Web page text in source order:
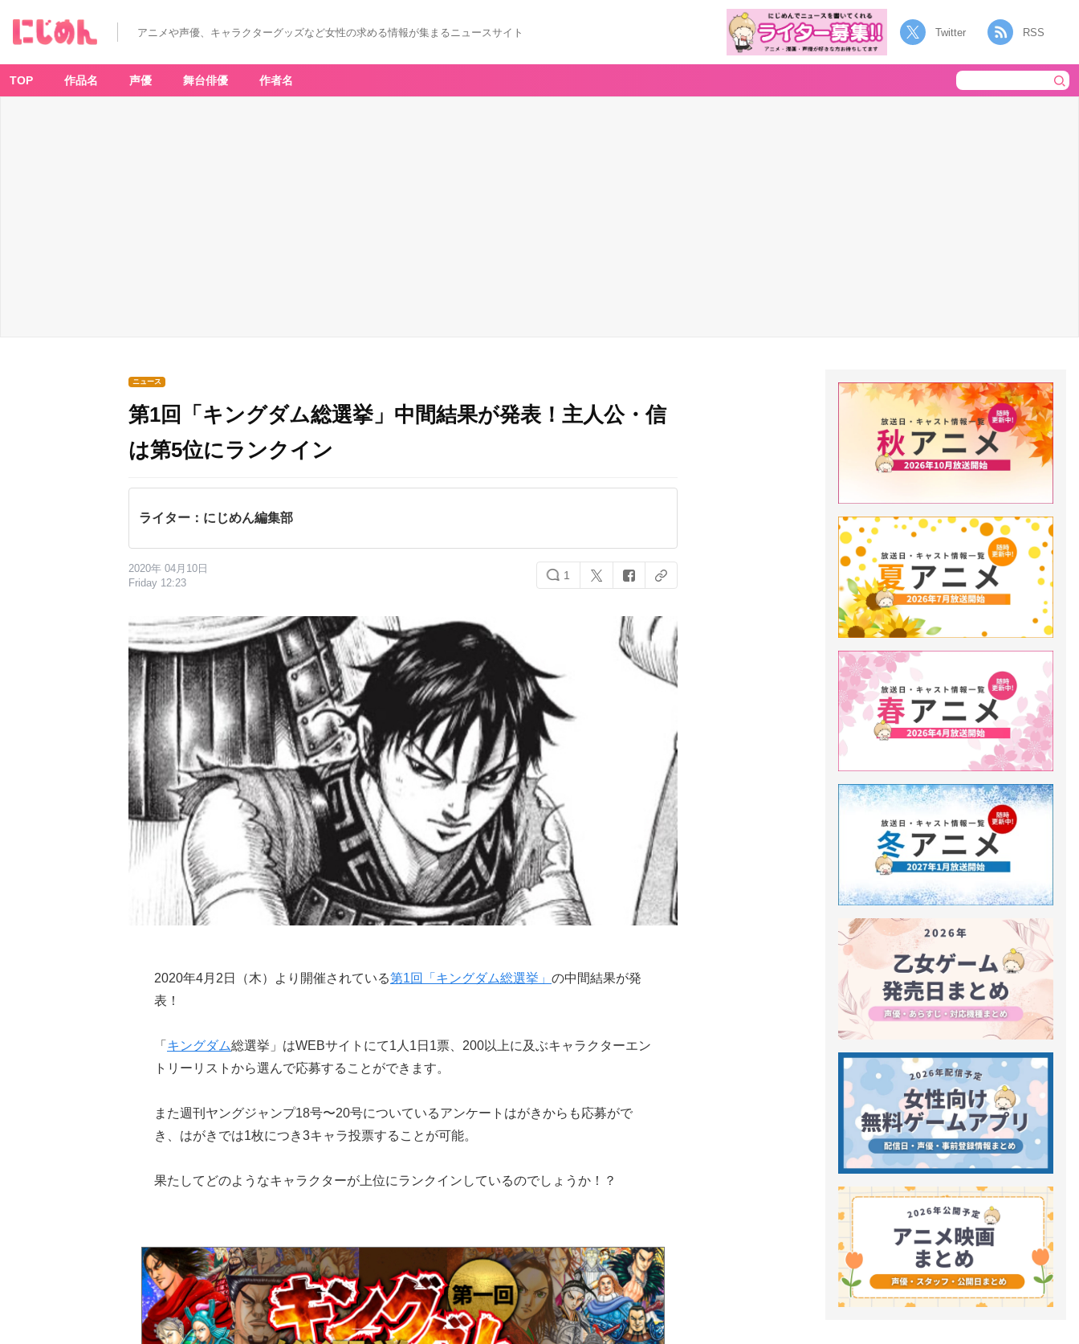
アニメや声優、キャラクターグッズなど女性の求める情報が集まるニュースサイト Twitter RSS
TOP 作品名 声優 舞台俳優 作者名
ニュース
第1回「キングダム総選挙」中間結果が発表！主人公・信
は第5位にランクイン
ライター：にじめん編集部
2020年 04月10日
Friday 12:23
1
2020年4月2日（木）より開催されている第1回「キングダム総選挙」 の中間結果が発
表！
「 キングダム総選挙」はWEBサイトにて1人1日1票、200以上に及ぶキャラクターエン
トリーリストから選んで応募することができます。
また週刊ヤングジャンプ18号〜20号についているアンケートはがきからも応募がで
き、はがきでは1枚につき3キャラ投票することが可能。
果たしてどのようなキャラクターが上位にランクインしているのでしょうか！？